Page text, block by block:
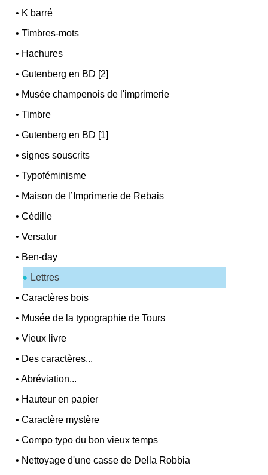
• K barré
•Timbres-mots
• Hachures
•Gutenberg en BD [2]
• Musée champenois de l'imprimerie
•Timbre
•Gutenberg en BD [1]
•signes souscrits
•Typoféminisme
• Maison de l’Imprimerie de Rebais
•Cédille
•Versatur
• Ben-day
Lettres
•Caractères bois
• Musée de la typographie de Tours
•Vieux livre
• Des caractères...
•Abréviation...
• Hauteur en papier
•Caractère mystère
•Compo typo du bon vieux temps
• Nettoyage d'une casse de Della Robbia